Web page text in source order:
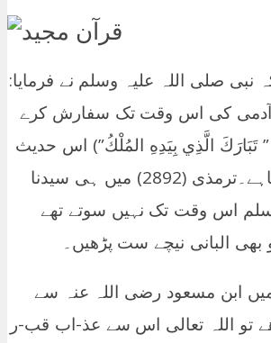
میں جامع ترمذی: (2891) میں ہے کہ نبی صلی اللہ علیہ وسلم نے فرمایا:
کی اس وقت تک سفارش کرے
الَّذِي بِيَدِهِ المُلْكُ”) اس حدیث
کو البانی رحمہ اللہ نے صحیح سنن ترمذی میں حسن قرار دیاہے۔ترمذی (2892) میں ہی سیدنا
اس وقت تک نہیں سوتے تھے
البانی نیچے ست پڑھیں۔
نے صحیح قرار دیا ہے۔ ایسے ہی نسائی (10479) میں ابن مسعود رضی اللہ عنہ سے
اللہ تعالی اس سے عذ-اب قب-ر